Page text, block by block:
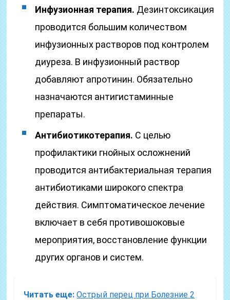
Инфузионная терапия. Дезинтоксикация
проводится большим количеством
инфузионных растворов под контролем
диуреза. В инфузионный раствор
добавляют апротинин. Обязательно
назначаются антигистаминные
препараты.
Антибиотикотерапия. С целью
профилактики гнойных осложнений
проводится антибактериальная терапия
антибиотиками широкого спектра
действия. Симптоматическое лечение
включает в себя противошоковые
мероприятия, восстановление функции
других органов и систем.
Читать еще: Острый перец при Болезние 2